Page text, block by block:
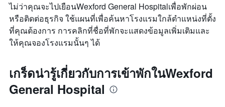
ไม่ว่าคุณจะไปเยือนWexford General Hospitalเพื่อพักผ่อน
หรือติดต่อธุรกิจ ใช้แผนที่เพื่อค้นหาโรงแรมใกล้ตำแหน่งที่ตั้ง
ที่คุณต้องการ การคลิกที่ชื่อที่พักจะแสดงข้อมูลเพิ่มเติมและ
ให้คุณจองโรงแรมนั้นๆ ได้
เกร็ดน่ารู้เกี่ยวกับการเข้าพักในWexford
General Hospital